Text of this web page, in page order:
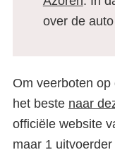
over de
Om veerboten
het beste naar
officiële website
maar 1